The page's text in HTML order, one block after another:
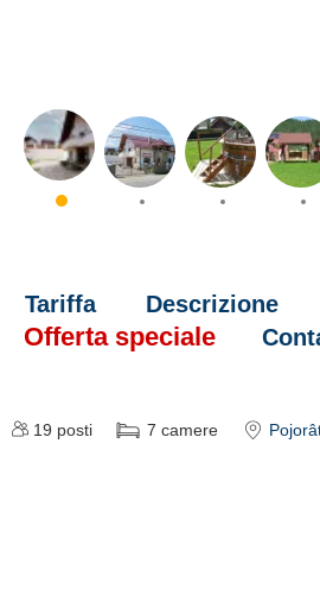
Tariffa Descrizione
Offerta speciale
19 posti 7 camere